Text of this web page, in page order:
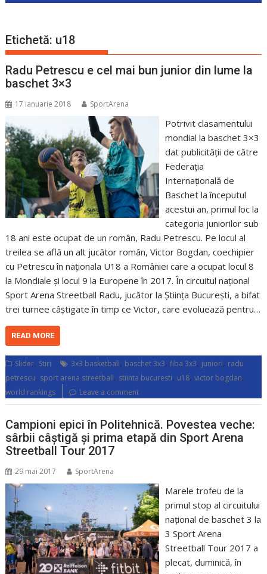
Etichetă: u18
Radu Petrescu e cel mai bun junior din lume la
baschet 3×3
17 ianuarie 2018 SportArena
Potrivit clasamentului
mondial la baschet 3×3
dat publicității de către
Federația
Internațională de
Baschet la începutul
acestui an, primul loc la
categoria juniorilor sub
18 ani este ocupat de un român, Radu Petrescu. Pe locul al
treilea se află un alt jucător român, Victor Bogdan, coechipier
cu Petrescu în naționala U18 a României care a ocupat locul 8
la Mondiale și locul 9 la Europene în 2017. În circuitul național
Sport Arena Streetball Radu, jucător la Știința București, a bifat
trei turnee câștigate în timp ce Victor, care evoluează pentru…
READ MORE
Slider, Stiri 3x3 basketball, baschet 3x3,fiba 3x3, juniori, radu
petrescu, sport arena streetball, stiinta bucuresti, u18,victor bogdan,
world rankings Leave a comment
Campioni epici în Politehnică. Povestea veche:
sârbii câștigă și prima etapă din Sport Arena
Streetball Tour 2017
29 mai 2017 SportArena
Marele trofeu de la
primul stop al circuitului
național de baschet 3 la
3 Sport Arena
Streetball Tour 2017 a
plecat, duminică, în